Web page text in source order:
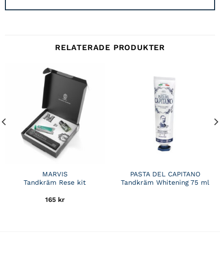
RELATERADE PRODUKTER
MARVIS
Tandkräm Rese kit
165 kr
PASTA DEL CAPITANO
Tandkräm Whitening 75 ml